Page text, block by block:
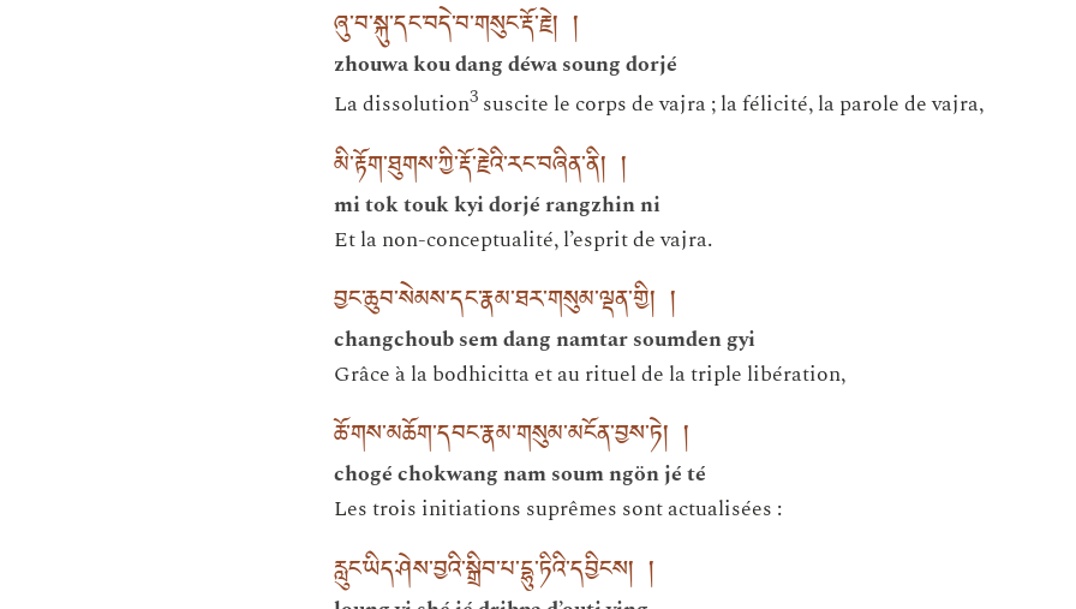
ཞུ་བ་སྐུ་དང་བདེ་བ་གསུང་རྡོ་རྗེ། །
zhouwa kou dang déwa soung dorjé
La dissolution3 suscite le corps de vajra ; la félicité, la parole de vajra,
མི་རྟོག་ཐུགས་ཀྱི་རྡོ་རྗེའི་རང་བཞིན་ནི། །
mi tok touk kyi dorjé rangzhin ni
Et la non-conceptualité, l’esprit de vajra.
བྱང་ཆུབ་སེམས་དང་རྣམ་ཐར་གསུམ་ལྡན་གྱི། །
changchoub sem dang namtar soumden gyi
Grâce à la bodhicitta et au rituel de la triple libération,
ཆོ་གས་མཆོག་དབང་རྣམ་གསུམ་མངོན་བྱས་ཏེ། །
chogé chokwang nam soum ngön jé té
Les trois initiations suprêmes sont actualisées :
རླུང་ཡིད་ཤེས་བྱའི་སྒྲིབ་པ་དྷུ་ཏིའི་དབྱིངས། །